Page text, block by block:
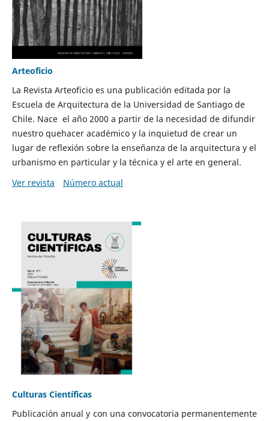
Arteoficio
La Revista Arteoficio es una publicación editada por la
Escuela de Arquitectura de la Universidad de Santiago de
Chile. Nace el año 2000 a partir de la necesidad de difundir
nuestro quehacer académico y la inquietud de crear un
lugar de reflexión sobre la enseñanza de la arquitectura y el
urbanismo en particular y la técnica y el arte en general.
Ver revista
Número actual
Culturas Científicas
Publicación anual y con una convocatoria permanentemente